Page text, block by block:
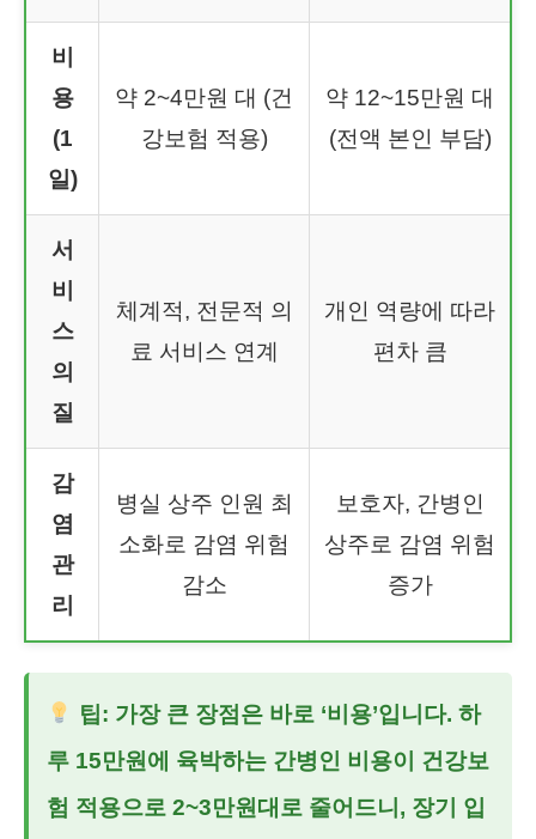
비
용
(1
일)
약 2~4만원 대 (건
강보험 적용)
약 12~15만원 대
(전액 본인 부담)
서
비
스
의
질
체계적, 전문적 의
료 서비스 연계
개인 역량에 따라
편차 큼
감
염
관
리
병실 상주 인원 최
소화로 감염 위험
감소
보호자, 간병인
상주로 감염 위험
증가
팁: 가장 큰 장점은 바로 ‘비용’입니다. 하
루 15만원에 육박하는 간병인 비용이 건강보
험 적용으로 2~3만원대로 줄어드니, 장기 입